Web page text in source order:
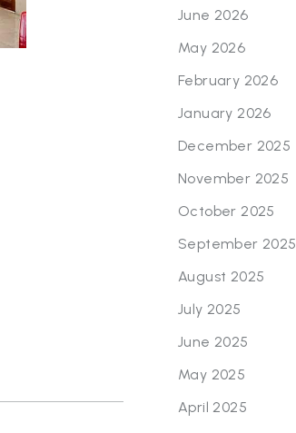
June 2026
May 2026
February 2026
January 2026
December 2025
November 2025
October 2025
September 2025
August 2025
July 2025
June 2025
May 2025
April 2025